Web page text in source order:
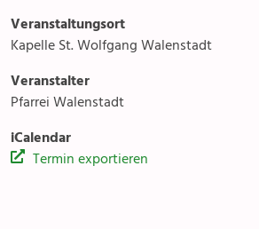
Veranstaltungsort
Kapelle St. Wolfgang Walenstadt
Veranstalter
Pfarrei Walenstadt
iCalendar
Termin exportieren
Aktuelles & Fotogalerien
Kirchentreff Rägabogä